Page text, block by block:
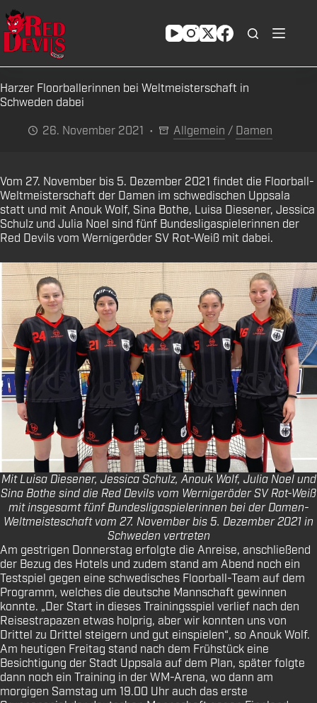
Zum
Inhalt
springen
Harzer Floorballerinnen bei Weltmeisterschaft in
Schweden dabei
26. November 2021
Allgemein / Damen
Vom 27. November bis 5. Dezember 2021 findet die Floorball-
Weltmeisterschaft der Damen im schwedischen Uppsala
statt und mit Anouk Wolf, Sina Bothe, Luisa Diesener, Jessica
Schulz und Julia Noel sind fünf Bundesligaspielerinnen der
Red Devils vom Wernigeröder SV Rot-Weiß mit dabei.
Mit Luisa Diesener, Jessica Schulz, Anouk Wolf, Julia Noel und
Sina Bothe sind die Red Devils vom Wernigeröder SV Rot-Weiß
mit insgesamt fünf Bundesligaspielerinnen bei der Damen-
Weltmeisteschaft vom 27. November bis 5. Dezember 2021 in
Schweden vertreten
Am gestrigen Donnerstag erfolgte die Anreise, anschließend
der Bezug des Hotels und zudem stand am Abend noch ein
Testspiel gegen eine schwedisches Floorball-Team auf dem
Programm, welches die deutsche Mannschaft gewinnen
konnte. „Der Start in dieses Trainingsspiel verlief nach den
Reisestrapazen etwas holprig, aber wir konnten uns von
Drittel zu Drittel steigern und gut einspielen“, so Anouk Wolf.
Am heutigen Freitag stand nach dem Frühstück eine
Besichtigung der Stadt Uppsala auf dem Plan, später folgte
dann noch ein Training in der WM-Arena, wo dann am
morgigen Samstag um 19.00 Uhr auch das erste